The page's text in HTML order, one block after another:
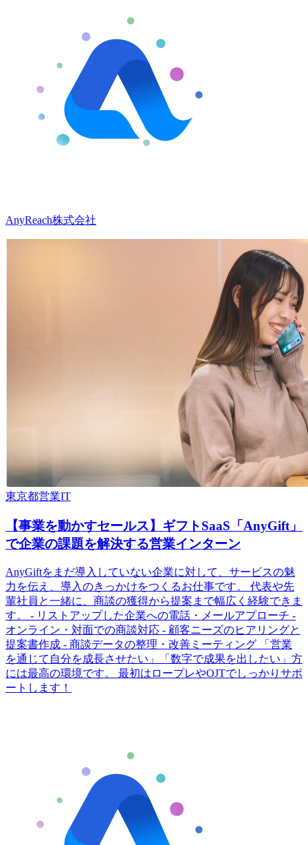
AnyReach株式会社
東京都営業IT
【事業を動かすセールス】ギフトSaaS「AnyGift」
で企業の課題を解決する営業インターン
AnyGiftをまだ導入していない企業に対して、サービスの魅
力を伝え、導入のきっかけをつくるお仕事です。 代表や先
輩社員と一緒に、商談の獲得から提案まで幅広く経験できま
す。 - リストアップした企業への電話・メールアプローチ -
オンライン・対面での商談対応 - 顧客ニーズのヒアリングと
提案書作成 - 商談データの整理・改善ミーティング 「営業
を通じて自分を成長させたい」「数字で成果を出したい」方
には最高の環境です。 最初はロープレやOJTでしっかりサポ
ートします！